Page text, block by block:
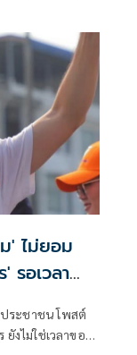
รับ
' ไม่ยอม
รอเวลา
งไม่ใช่เวลาของ